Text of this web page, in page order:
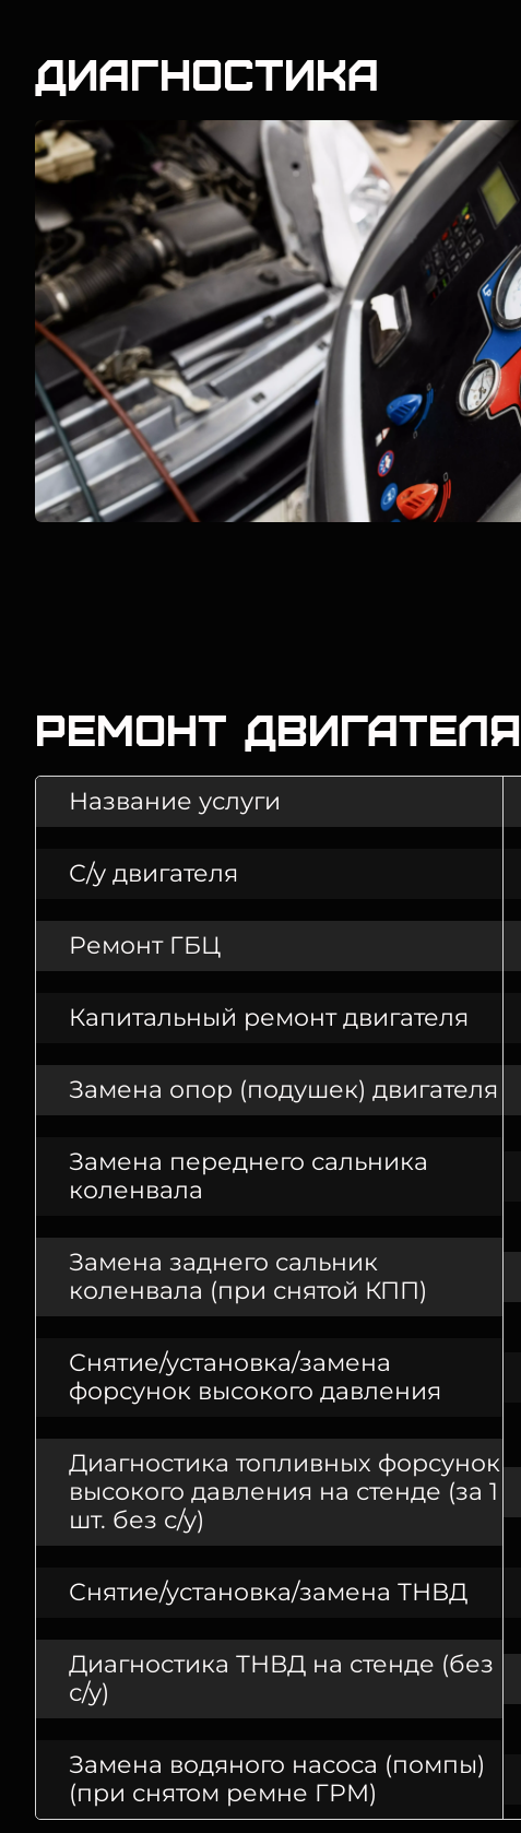
Диагностика
Ремонт двигателя
Название услуги
С/у двигателя
Ремонт ГБЦ
Капитальный ремонт двигателя
Замена опор (подушек) двигателя
Замена переднего сальника
коленвала
Замена заднего сальник
коленвала (при снятой КПП)
Снятие/установка/замена
форсунок высокого давления
Диагностика топливных форсунок
высокого давления на стенде (за 1
шт. без с/у)
Снятие/установка/замена ТНВД
Диагностика ТНВД на стенде (без
с/у)
Замена водяного насоса (помпы)
(при снятом ремне ГРМ)